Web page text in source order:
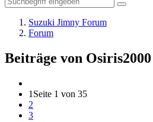
Suzuki Jimny Forum
Forum
Beiträge von Osiris2000
1 Seite 1 von 35
2
3